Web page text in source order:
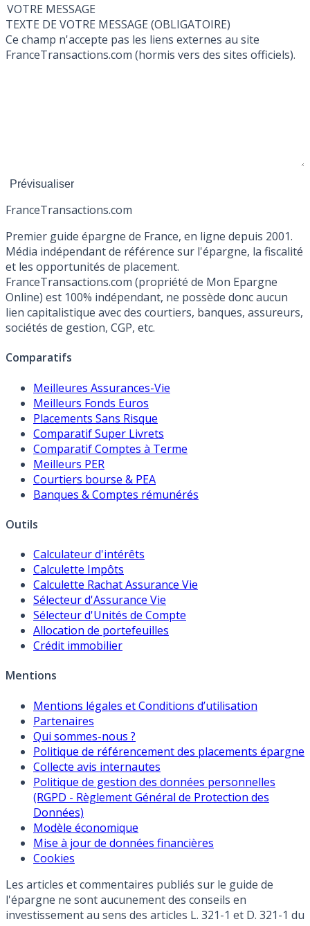
VOTRE MESSAGE
TEXTE DE VOTRE MESSAGE (OBLIGATOIRE)
Ce champ n'accepte pas les liens externes au site
FranceTransactions.com (hormis vers des sites officiels).
FranceTransactions.com
Premier guide épargne de France, en ligne depuis 2001.
Média indépendant de référence sur l'épargne, la fiscalité
et les opportunités de placement.
FranceTransactions.com (propriété de Mon Epargne
Online) est 100% indépendant, ne possède donc aucun
lien capitalistique avec des courtiers, banques, assureurs,
sociétés de gestion, CGP, etc.
Comparatifs
Meilleures Assurances-Vie
Meilleurs Fonds Euros
Placements Sans Risque
Comparatif Super Livrets
Comparatif Comptes à Terme
Meilleurs PER
Courtiers bourse & PEA
Banques & Comptes rémunérés
Outils
Calculateur d'intérêts
Calculette Impôts
Calculette Rachat Assurance Vie
Sélecteur d'Assurance Vie
Sélecteur d'Unités de Compte
Allocation de portefeuilles
Crédit immobilier
Mentions
Mentions légales et Conditions d’utilisation
Partenaires
Qui sommes-nous ?
Politique de référencement des placements épargne
Collecte avis internautes
Politique de gestion des données personnelles
(RGPD - Règlement Général de Protection des
Données)
Modèle économique
Mise à jour de données financières
Cookies
Les articles et commentaires publiés sur le guide de
l'épargne ne sont aucunement des conseils en
investissement au sens des articles L. 321-1 et D. 321-1 du